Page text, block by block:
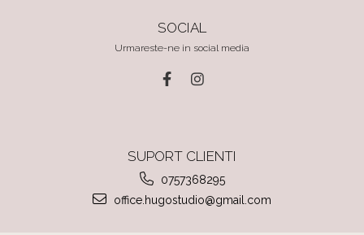
SOCIAL
Urmareste-ne in social media
SUPORT CLIENTI
0757368295
office.hugostudio@gmail.com